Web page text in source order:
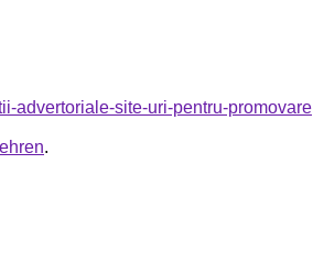
advertoriale-site-uri-pentru-promovare
.